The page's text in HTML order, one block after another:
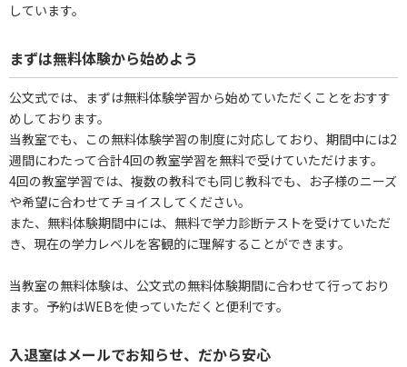
しています。
まずは無料体験から始めよう
公文式では、まずは無料体験学習から始めていただくことをおすす
めしております。
当教室でも、この無料体験学習の制度に対応しており、期間中には2
週間にわたって合計4回の教室学習を無料で受けていただけます。
4回の教室学習では、複数の教科でも同じ教科でも、お子様のニーズ
や希望に合わせてチョイスしてください。
また、無料体験期間中には、無料で学力診断テストを受けていただ
き、現在の学力レベルを客観的に理解することができます。
当教室の無料体験は、公文式の無料体験期間に合わせて行っており
ます。予約はWEBを使っていただくと便利です。
入退室はメールでお知らせ、だから安心